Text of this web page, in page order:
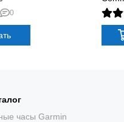
0
часы Garmin